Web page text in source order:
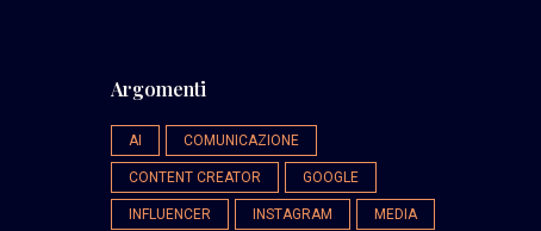
Argomenti
AI COMUNICAZIONE
CONTENT CREATOR GOOGLE
INFLUENCER INSTAGRAM MEDIA